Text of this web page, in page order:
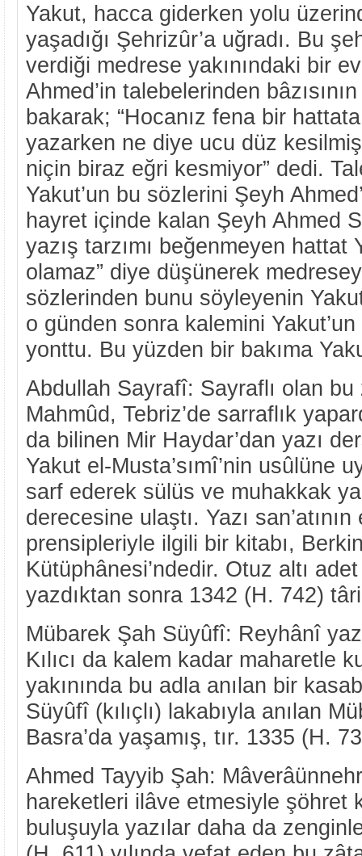
Yakut, hacca giderken yolu
yaşadığı Şehrizûr’a uğradı. Bu
verdiği medrese yakınındaki bir
Ahmed’in talebelerinden
bakarak; “Hocanız fena bir
yazarken ne diye ucu düz
niçin biraz eğri kesmiyor” dedi.
Yakut’un bu sözlerini Şeyh
hayret içinde kalan Şeyh Ahmed
yazış tarzımı beğenmeyen hattat
olamaz” diye düşünerek
sözlerinden bunu söyleyenin
o günden sonra kalemini
yonttu. Bu yüzden bir bakıma
Abdullah Sayrafî: Sayraflı olan bu
Mahmûd, Tebriz’de sarraflık
da bilinen Mir Haydar’dan yazı
Yakut el-Musta’sımî’nin usûlüne
sarf ederek sülüs ve muhakkak
derecesine ulaştı. Yazı
prensipleriyle ilgili bir kitabı,
Kütüphânesi’ndedir. Otuz altı
yazdıktan sonra 1342 (H. 742)
Mübarek Şah Süyûfî: Reyhânî
Kılıcı da kalem kadar maharetle
yakınında bu adla anılan bir
Süyûfî (kılıçlı) lakabıyla anılan
Basra’da yaşamış, tır. 1335 (H.
Ahmed Tayyib Şah:
hareketleri ilâve etmesiyle şöhret
buluşuyla yazılar daha da